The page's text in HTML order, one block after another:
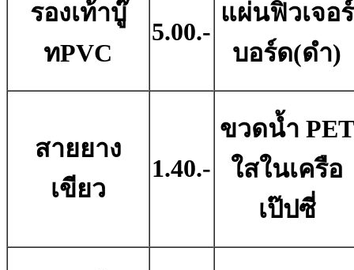
รองเท้าบู๊
ทPVC
5.00.-
แผ่นฟิวเจอร์
บอร์ด(ดํา)
สายยาง
เขียว
1.40.-
ขวดน้ำ PET
ใสในเครือ
เป๊ปซี่